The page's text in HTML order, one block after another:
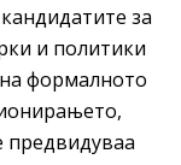
за
и политики
формалното
предвидуваа